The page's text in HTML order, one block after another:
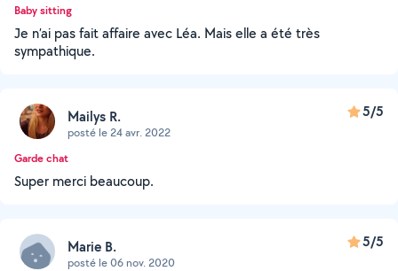
Baby sitting
Je n’ai pas fait affaire avec Léa. Mais elle a été très
sympathique.
Mailys R.
posté le 24 avr. 2022
5/5
Garde chat
Super merci beaucoup.
Marie B.
posté le 06 nov. 2020
5/5